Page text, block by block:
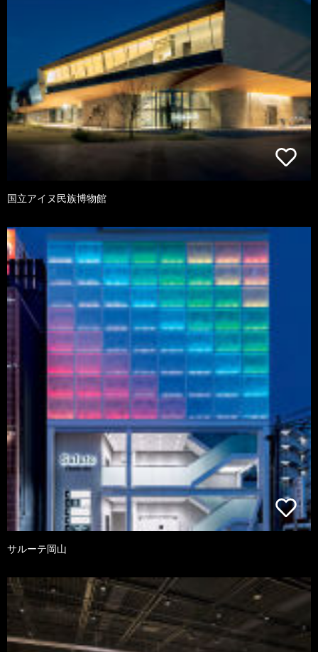
国立アイヌ民族博物館
サルーテ岡山